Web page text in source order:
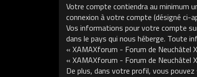
Votre compte contiendra au minimum
connexion à votre compte (désigné ci-
Vos informations pour votre compte
dans le pays qui nous héberge. Toute
« XAMAXforum - Forum de Neuchâtel
« XAMAXforum - Forum de Neuchâtel
De plus, dans votre profil, vous pouvez